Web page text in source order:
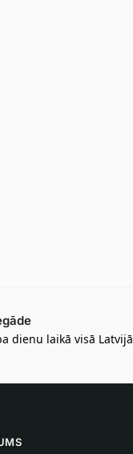
dienu laikā visā Latvijā